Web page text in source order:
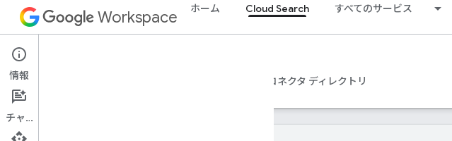
Workspace ホーム Cloud Search すべてのサービス
Cloud Search
概要 コネクタ ディレクトリ
情報
チャット